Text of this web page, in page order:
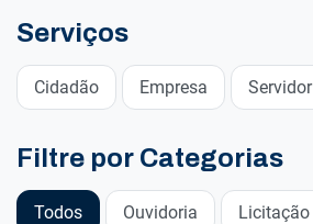
Serviços
Cidadão Empresa Servidor
Filtre por Categorias
Todos Ouvidoria Licitação